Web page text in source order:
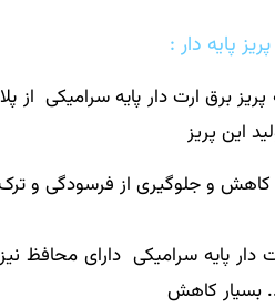
پایه دار :
برق ارت دار پایه سرامیکی از
این پریز
و جلوگیری از فرسودگی و ترک
دار پایه سرامیکی دارای محافظ
بسیار کاهش